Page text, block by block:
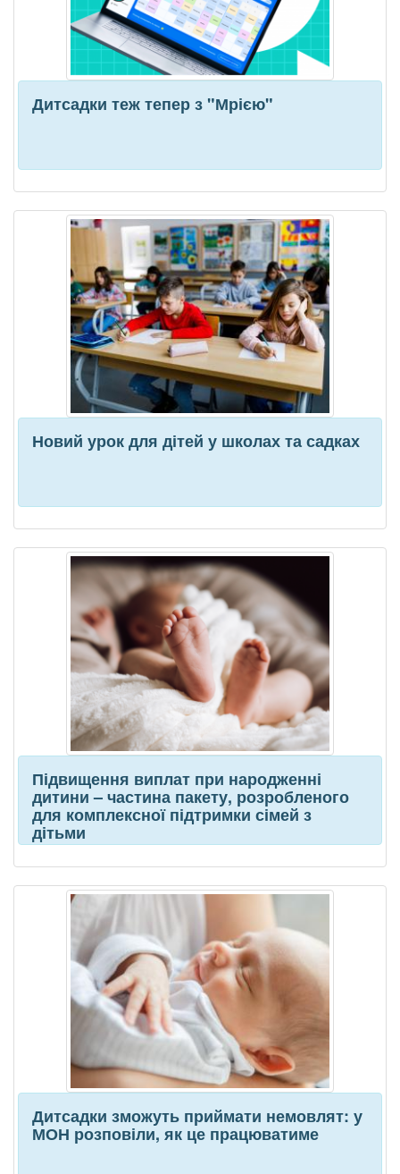
Дитсадки теж тепер з "Мрією"
Новий урок для дітей у школах та садках
Підвищення виплат при народженні
дитини – частина пакету, розробленого
для комплексної підтримки сімей з
дітьми
Дитсадки зможуть приймати немовлят: у
МОН розповіли, як це працюватиме